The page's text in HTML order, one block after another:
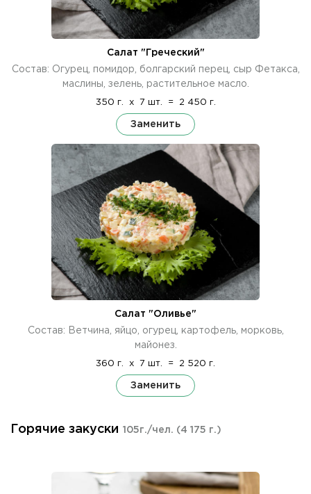
Салат "Греческий"
Состав: Огурец, помидор, болгарский перец, сыр Фетакса,
маслины, зелень, растительное масло.
350 г. x 7 шт. = 2 450 г.
Заменить
Салат "Оливье"
Состав: Ветчина, яйцо, огурец, картофель, морковь,
майонез.
360 г. x 7 шт. = 2 520 г.
Заменить
Горячие закуски 105г./чел. (4 175 г.)